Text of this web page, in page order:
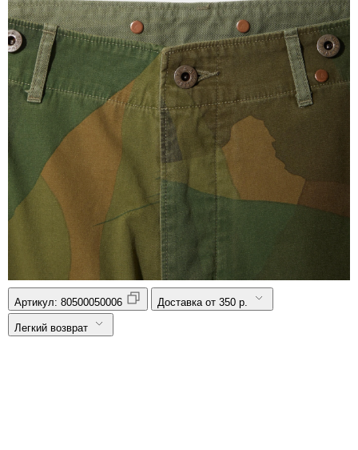
Артикул: 80500050006 Доставка от 350 р.
Легкий возврат